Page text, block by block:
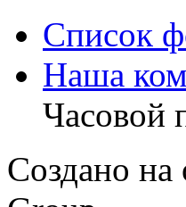
Список
Наша
Часовой
Создано на